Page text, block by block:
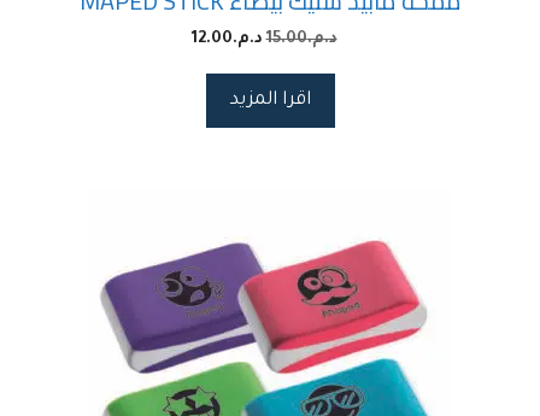
د.م.15.00 د.م.12.00
اقرا المزيد